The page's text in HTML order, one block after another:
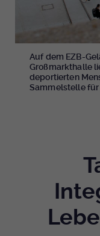
Auf dem EZB-
Großmarkthalle
deportierten
Sammelstelle für